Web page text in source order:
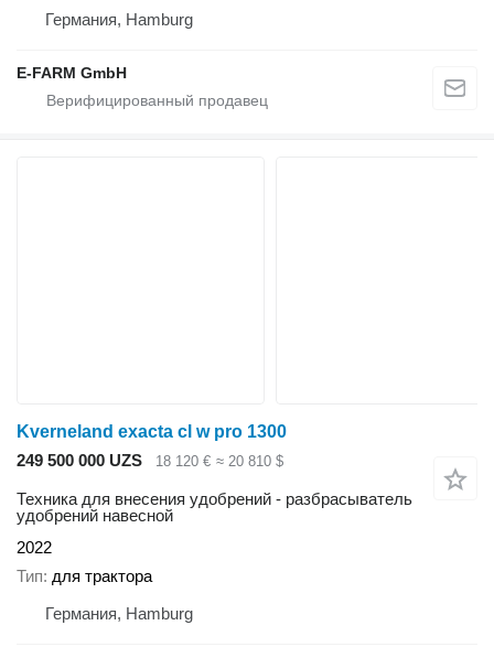
Германия, Hamburg
E-FARM GmbH
Kverneland exacta cl w pro 1300
249 500 000 UZS
18 120 € ≈ 20 810 $
Техника для внесения удобрений - разбрасыватель
удобрений навесной
2022
Тип для трактора
Германия, Hamburg